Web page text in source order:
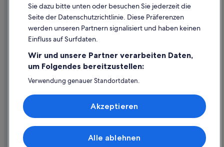
Hilfe
Hilfe
Rückerstattungsprozess und Zeitrahmen
Buchen Sie einen Flug mit einer Gutschrift bei der Fluggesellschaft
Internationale Reisedokumente
© 2026 Expedia, Inc., ein Unternehmen der Expedia Group. Alle Rechte
Sie dazu bitte unten oder besuchen Sie jederzeit die
Seite der Datenschutzrichtlinie. Diese Präferenzen
werden unseren Partnern signalisiert und haben keinen
Einfluss auf Surfdaten.
Wir und unsere Partner verarbeiten Daten,
um Folgendes bereitzustellen:
Verwendung genauer Standortdaten.
Speichern von oder Zugriff auf Informationen auf einem
Endgerät. Personalisierte Werbung und Inhalte, Messung
von Werbeleistung und der Performance von Inhalten,
Liste der Partner (Lieferanten)
Alle ablehnen
Akzeptieren